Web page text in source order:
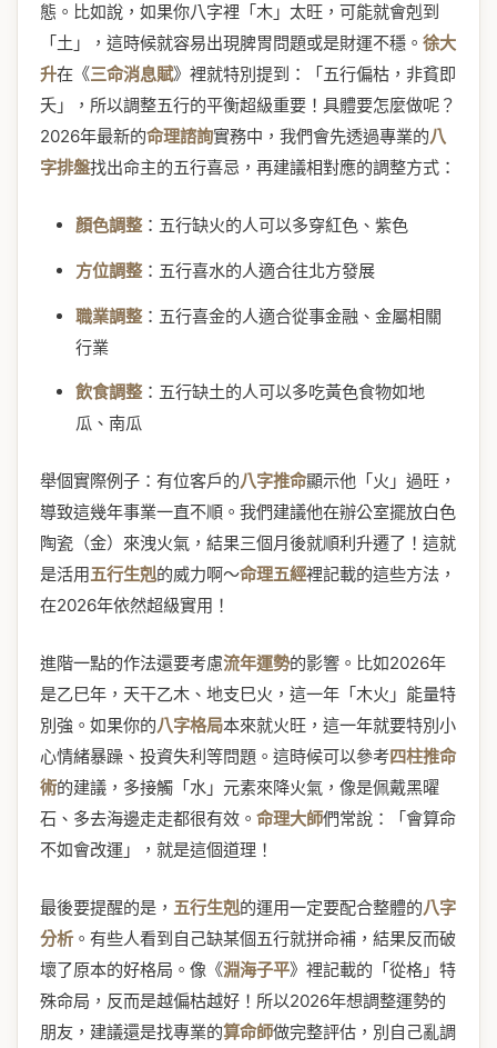
態。比如說，如果你八字裡「木」太旺，可能就會剋到
「土」，這時候就容易出現脾胃問題或是財運不穩。 徐大
升在《三命消息賦》裡就特別提到：「五行偏枯，非貧即
夭」，所以調整五行的平衡超級重要！具體要怎麼做呢？
2026年最新的命理諮詢實務中，我們會先透過專業的八
字排盤找出命主的五行喜忌，再建議相對應的調整方式：
顏色調整：五行缺火的人可以多穿紅色、紫色
方位調整：五行喜水的人適合往北方發展
職業調整：五行喜金的人適合從事金融、金屬相關
行業
飲食調整：五行缺土的人可以多吃黃色食物如地
瓜、南瓜
舉個實際例子：有位客戶的八字推命顯示他「火」過旺，
導致這幾年事業一直不順。我們建議他在辦公室擺放白色
陶瓷（金）來洩火氣，結果三個月後就順利升遷了！這就
是活用五行生剋的威力啊～命理五經裡記載的這些方法，
在2026年依然超級實用！
進階一點的作法還要考慮流年運勢的影響。比如2026年
是乙巳年，天干乙木、地支巳火，這一年「木火」能量特
別強。如果你的八字格局本來就火旺，這一年就要特別小
心情緒暴躁、投資失利等問題。這時候可以參考四柱推命
術的建議，多接觸「水」元素來降火氣，像是佩戴黑曜
石、多去海邊走走都很有效。 命理大師們常說：「會算命
不如會改運」，就是這個道理！
最後要提醒的是， 五行生剋的運用一定要配合整體的八字
分析 。有些人看到自己缺某個五行就拼命補，結果反而破
壞了原本的好格局。像《淵海子平》裡記載的「從格」特
殊命局，反而是越偏枯越好！所以2026年想調整運勢的
朋友，建議還是找專業的算命師做完整評估，別自己亂調